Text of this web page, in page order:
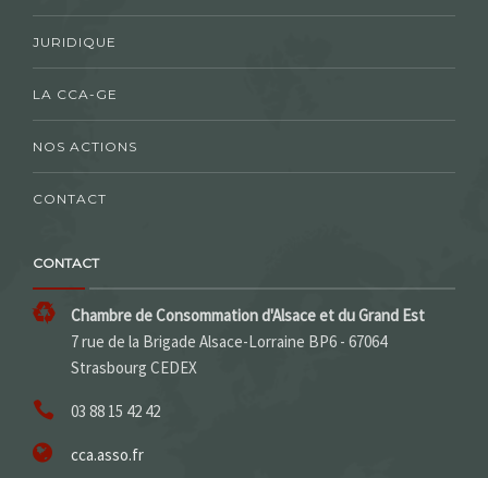
JURIDIQUE
LA CCA-GE
NOS ACTIONS
CONTACT
CONTACT
Chambre de Consommation d'Alsace et du Grand Est
7 rue de la Brigade Alsace-Lorraine BP6 - 67064
Strasbourg CEDEX
03 88 15 42 42
cca.asso.fr